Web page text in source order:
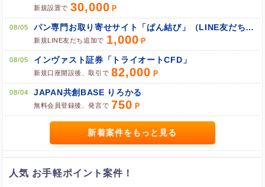
新規設置で 30,000
08/05 パン専門お取り寄せサイト「ぱん結び」（LINE友だち追加）
新規LINE友だち追加で 1,000
08/05 インヴァスト証券「トライオートCFD」
新規口座開設後、取引で 82,000
08/04 JAPAN共創BASE りろかる
無料会員登録後、発言で 750
新着案件をもっと見る
人気 お手軽ポイント案件！